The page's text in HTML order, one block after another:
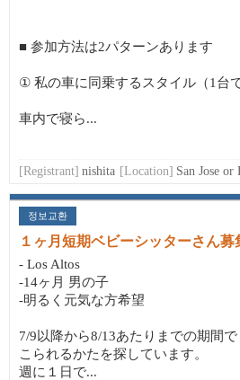
■ 参加方法は2パターンあります
① 私の車に同乗するスタイル（1台
車内で寝ら...
[Registrant] nishita [Location] San Jose or
정보교환
１ヶ月短期ベビーシッターさん募
- Los Altos
-14ヶ月 男の子
-明るく元気な方希望
7/9以降から8/13あたりまでの期
こられるかたを探しています。
週に１日で...